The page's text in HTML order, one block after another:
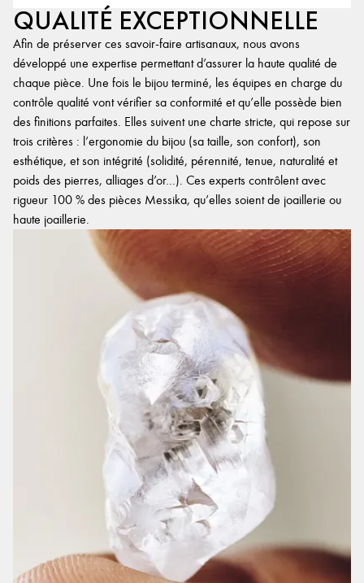
QUALITÉ EXCEPTIONNELLE
Afin de préserver ces savoir-faire artisanaux, nous avons
développé une expertise permettant d’assurer la haute qualité de
chaque pièce. Une fois le bijou terminé, les équipes en charge du
contrôle qualité vont vérifier sa conformité et qu’elle possède bien
des finitions parfaites. Elles suivent une charte stricte, qui repose sur
trois critères : l’ergonomie du bijou (sa taille, son confort), son
esthétique, et son intégrité (solidité, pérennité, tenue, naturalité et
poids des pierres, alliages d’or…). Ces experts contrôlent avec
rigueur 100 % des pièces Messika, qu’elles soient de joaillerie ou
haute joaillerie.